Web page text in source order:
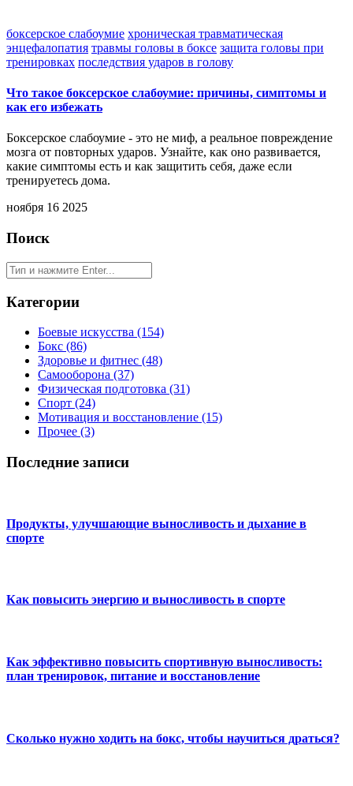
боксерское слабоумие хроническая травматическая
энцефалопатия травмы головы в боксе защита головы при
тренировках последствия ударов в голову
Что такое боксерское слабоумие: причины, симптомы и
как его избежать
Боксерское слабоумие - это не миф, а реальное повреждение
мозга от повторных ударов. Узнайте, как оно развивается,
какие симптомы есть и как защитить себя, даже если
тренируетесь дома.
ноября 16 2025
Поиск
Категории
Боевые искусства (154)
Бокс (86)
Здоровье и фитнес (48)
Самооборона (37)
Физическая подготовка (31)
Спорт (24)
Мотивация и восстановление (15)
Прочее (3)
Последние записи
Продукты, улучшающие выносливость и дыхание в
спорте
Как повысить энергию и выносливость в спорте
Как эффективно повысить спортивную выносливость:
план тренировок, питание и восстановление
Сколько нужно ходить на бокс, чтобы научиться драться?